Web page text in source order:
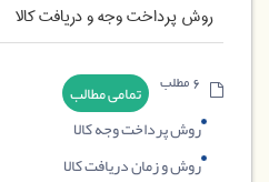
روش پرداخت وجه و دریافت کالا
6 مطلب
تمامی مطالب
روش پرداخت وجه کالا
روش و زمان دریافت کالا